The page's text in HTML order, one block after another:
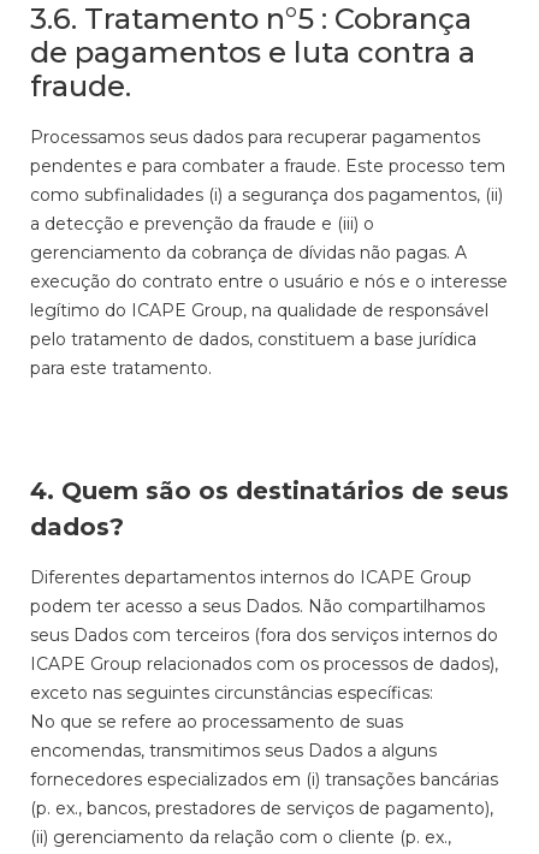
3.6. Tratamento n°5 : Cobrança
de pagamentos e luta contra a
fraude.
Processamos seus dados para recuperar pagamentos
pendentes e para combater a fraude. Este processo tem
como subfinalidades (i) a segurança dos pagamentos, (ii)
a detecção e prevenção da fraude e (iii) o
gerenciamento da cobrança de dívidas não pagas. A
execução do contrato entre o usuário e nós e o interesse
legítimo do ICAPE Group, na qualidade de responsável
pelo tratamento de dados, constituem a base jurídica
para este tratamento.
4. Quem são os destinatários de seus
dados?
Diferentes departamentos internos do ICAPE Group
podem ter acesso a seus Dados. Não compartilhamos
seus Dados com terceiros (fora dos serviços internos do
ICAPE Group relacionados com os processos de dados),
exceto nas seguintes circunstâncias específicas:
No que se refere ao processamento de suas
encomendas, transmitimos seus Dados a alguns
fornecedores especializados em (i) transações bancárias
(p. ex., bancos, prestadores de serviços de pagamento),
(ii) gerenciamento da relação com o cliente (p. ex.,